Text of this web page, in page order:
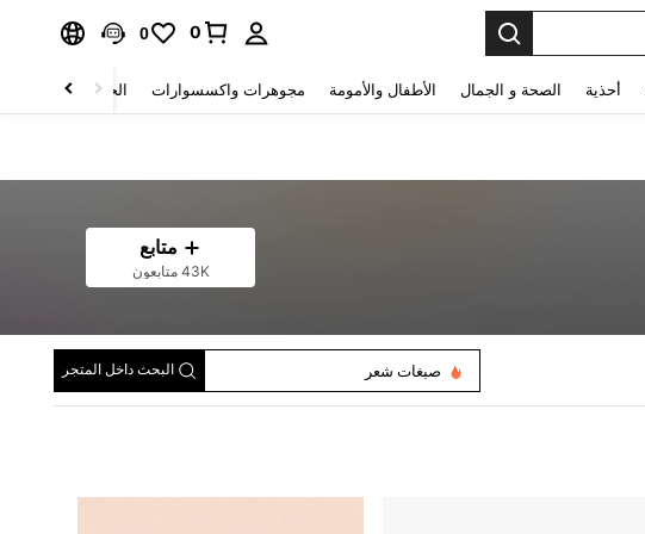
0
0
أحذية الصحة و الجمال الأطفال والأمومة مجوهرات واكسسوارات الحقائب والأمتعة
متابع
43K متابعون
مجموعات الشفاه
صبغات شعر
باليت ظلال العيون
البحث داخل المتجر